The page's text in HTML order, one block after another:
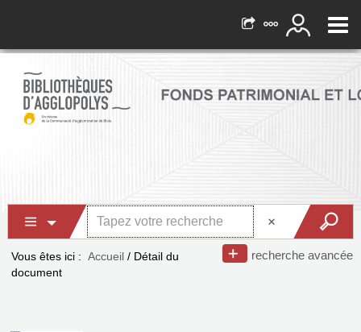
recherche avancée
Vous êtes ici : Accueil / Détail du
document